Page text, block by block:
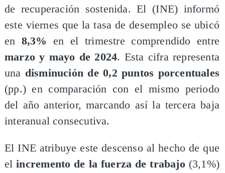
de recuperación sostenida. El (INE) informó
este viernes que la tasa de desempleo se ubicó
en 8,3%en el trimestre comprendido entre
marzo y mayo de 2024. Esta cifra representa
una disminución de 0,2 puntos porcentuales
(pp.) en comparación con el mismo periodo
del año anterior, marcando así la tercera baja
interanual consecutiva.
El INE atribuye este descenso al hecho de que
elincremento de la fuerza de trabajo(3,1%)